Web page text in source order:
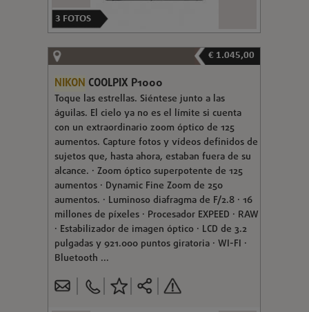
3 FOTOS
€ 1.045,00
NIKON COOLPIX P1000
Toque las estrellas. Siéntese junto a las
águilas. El cielo ya no es el límite si cuenta
con un extraordinario zoom óptico de 125
aumentos. Capture fotos y vídeos definidos de
sujetos que, hasta ahora, estaban fuera de su
alcance. · Zoom óptico superpotente de 125
aumentos · Dynamic Fine Zoom de 250
aumentos. · Luminoso diafragma de F/2.8 · 16
millones de píxeles · Procesador EXPEED · RAW
· Estabilizador de imagen óptico · LCD de 3.2
pulgadas y 921.000 puntos giratoria · WI-FI ·
Bluetooth ...